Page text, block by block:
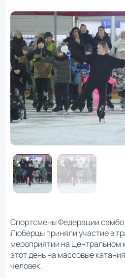
Спортсмены Федерации самбо
Люберцы приняли участие в
мероприятии на Центральном
этот день на массовые
человек.